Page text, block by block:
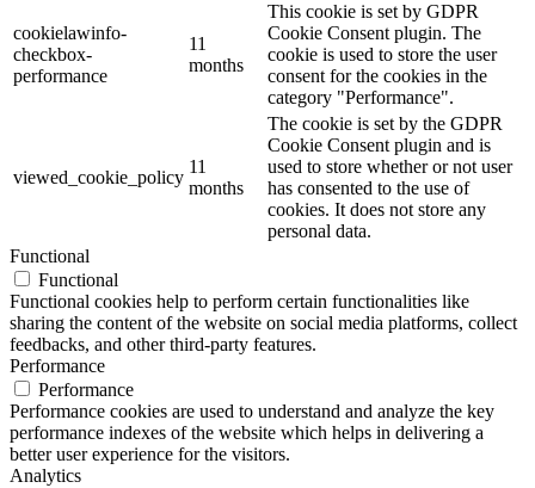
cookielawinfo-
checkbox-
performance
11
months
This cookie is set by GDPR
Cookie Consent plugin. The
cookie is used to store the user
consent for the cookies in the
category "Performance".
viewed_cookie_policy
11
months
The cookie is set by the GDPR
Cookie Consent plugin and is
used to store whether or not user
has consented to the use of
cookies. It does not store any
personal data.
Functional
Functional
Functional cookies help to perform certain functionalities like
sharing the content of the website on social media platforms, collect
feedbacks, and other third-party features.
Performance
Performance
Performance cookies are used to understand and analyze the key
performance indexes of the website which helps in delivering a
better user experience for the visitors.
Analytics